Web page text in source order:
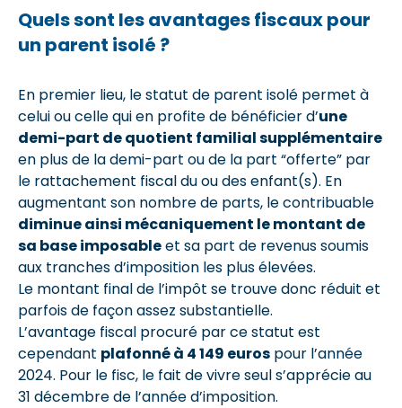
Quels sont les avantages fiscaux pour
un parent isolé ?
En premier lieu, le statut de parent isolé permet à
celui ou celle qui en profite de bénéficier d’une
demi-part de quotient familial supplémentaire
en plus de la demi-part ou de la part “offerte” par
le rattachement fiscal du ou des enfant(s). En
augmentant son nombre de parts, le contribuable
diminue ainsi mécaniquement le montant de
sa base imposableet sa part de revenus soumis
aux tranches d’imposition les plus élevées.
Le montant final de l’impôt se trouve donc réduit et
parfois de façon assez substantielle.
L’avantage fiscal procuré par ce statut est
cependant plafonné à 4 149 euros pour l’année
2024. Pour le fisc, le fait de vivre seul s’apprécie au
31 décembre de l’année d’imposition.